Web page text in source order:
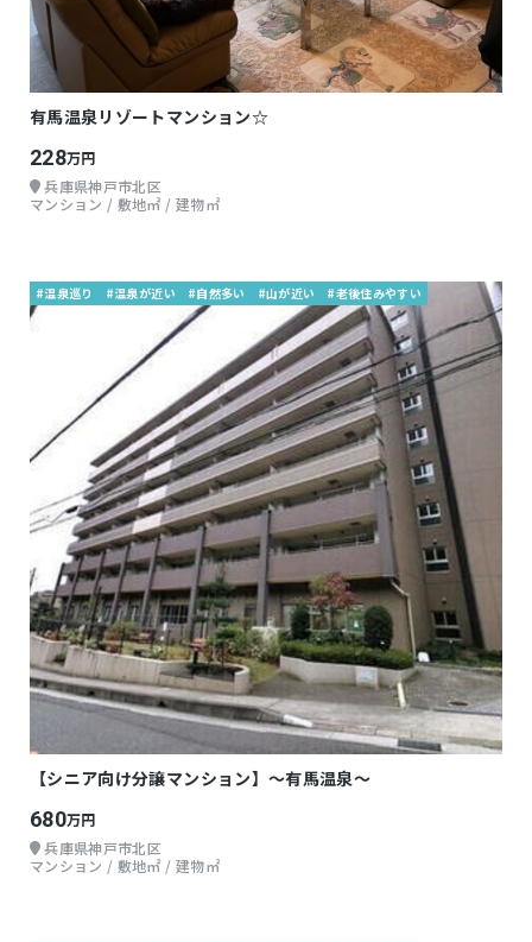
有馬温泉リゾートマンション☆
228万円
兵庫県神戸市北区
マンション / 敷地㎡ / 建物㎡
#温泉巡り #温泉が近い #自然多い #山が近い #老後住みやすい
【シニア向け分譲マンション】～有馬温泉～
680万円
兵庫県神戸市北区
マンション / 敷地㎡ / 建物㎡